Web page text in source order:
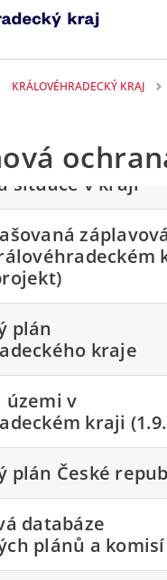
KRÁLOVÉHRADECKÝ KRAJ
situace v kraji
záplavová
plán
kraje
územi v
kraji
plán České
databáze
plánů a komisí